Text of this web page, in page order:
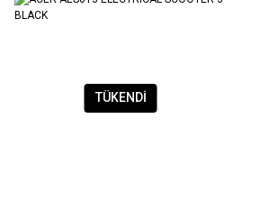
TÜKENDİ